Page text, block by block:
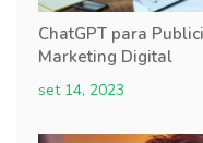
ChatGPT para
Marketing Digital
set 14, 2023